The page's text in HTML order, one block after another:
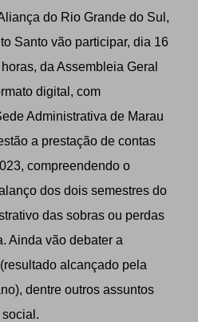
do Rio Grande do Sul,
Santo vão participar, dia 16
da Assembleia Geral
digital, com
Administrativa de Marau
a prestação de contas
compreendendo o
dos dois semestres do
das sobras ou perdas
Ainda vão debater a
alcançado pela
dentre outros assuntos